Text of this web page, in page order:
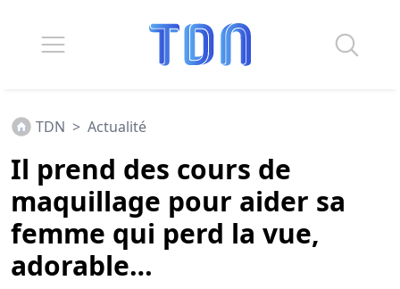
TDN > Actualité
Il prend des cours de
maquillage pour aider sa
femme qui perd la vue,
adorable…